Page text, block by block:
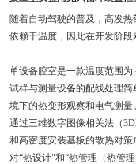
随着自动驾驶的普及，高发
依赖于温度，因此在开发阶
单设备腔室是一款温度范围
试样与测量设备的配线处理
境下的热变形观察和电气测量
通过三维数字图像相关法（
和高密度安装基板的散热对
对“热设计"和“热管理（热管